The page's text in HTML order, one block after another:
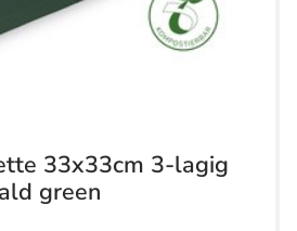
33x33cm 3-lagig
green